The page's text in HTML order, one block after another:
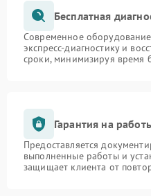
Бесплатная
Современное
экспресс-диагностику и
сроки, минимизируя время
Гарантия на
Предоставляется
выполненные работы и
защищает клиента от